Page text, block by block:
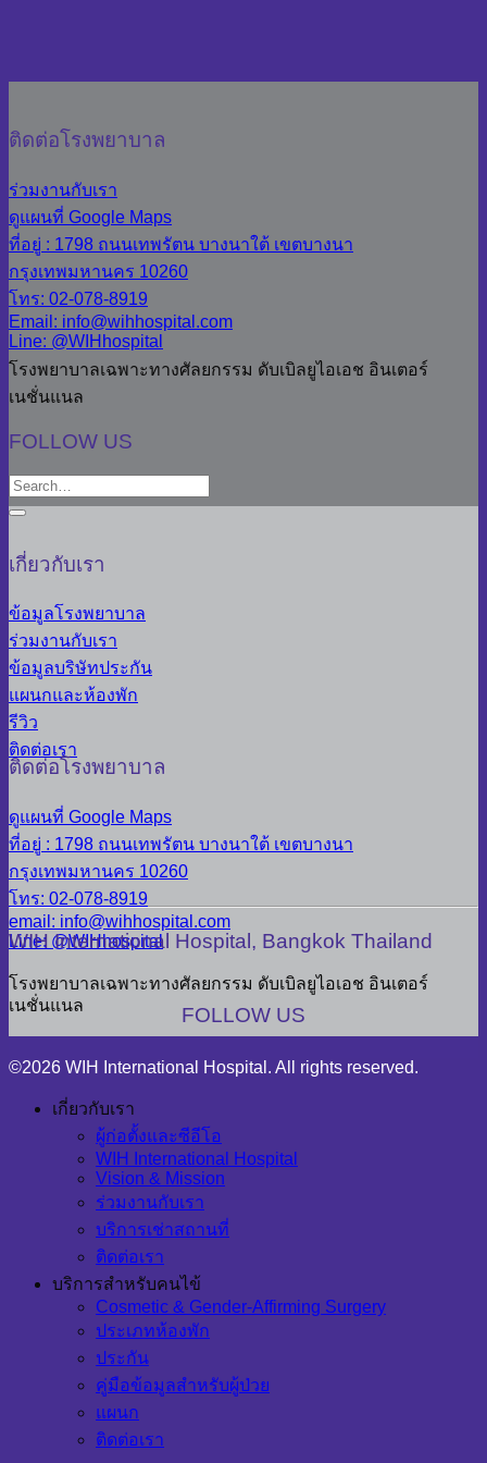
ติดต่อโรงพยาบาล
ร่วมงานกับเรา
ดูแผนที่ Google Maps
ที่อยู่ : 1798 ถนนเทพรัตน บางนาใต้ เขตบางนา
กรุงเทพมหานคร 10260
โทร: 02-078-8919
Email: info@wihhospital.com
Line: @WIHhospital
โรงพยาบาลเฉพาะทางศัลยกรรม ดับเบิลยูไอเอช อินเตอร์
เนชั่นแนล
FOLLOW US
เกี่ยวกับเรา
ข้อมูลโรงพยาบาล
ร่วมงานกับเรา
ข้อมูลบริษัทประกัน
แผนกและห้องพัก
รีวิว
ติดต่อเรา
ติดต่อโรงพยาบาล
ดูแผนที่ Google Maps
ที่อยู่ : 1798 ถนนเทพรัตน บางนาใต้ เขตบางนา
กรุงเทพมหานคร 10260
โทร: 02-078-8919
email: info@wihhospital.com
Line: @WIHhospital
WIH International Hospital, Bangkok Thailand
โรงพยาบาลเฉพาะทางศัลยกรรม ดับเบิลยูไอเอช อินเตอร์
เนชั่นแนล
FOLLOW US
©2026 WIH International Hospital. All rights reserved.
เกี่ยวกับเรา
ผู้ก่อตั้งและซีอีโอ
WIH International Hospital
Vision & Mission
ร่วมงานกับเรา
บริการเช่าสถานที่
ติดต่อเรา
บริการสำหรับคนไข้
Cosmetic & Gender-Affirming Surgery
ประเภทห้องพัก
ประกัน
คู่มือข้อมูลสำหรับผู้ป่วย
แผนก
ติดต่อเรา